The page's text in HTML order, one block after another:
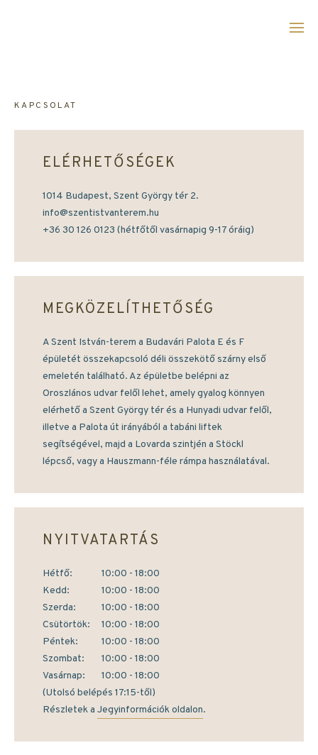
KAPCSOLAT
ELÉRHETŐSÉGEK
1014 Budapest, Szent György tér 2.
info@szentistvanterem.hu
+36 30 126 0123 (hétfőtől vasárnapig 9-17 óráig)
MEGKÖZELÍTHETŐSÉG
A Szent István-terem a Budavári Palota E és F
épületét összekapcsoló déli összekötő szárny első
emeletén található. Az épületbe belépni az
Oroszlános udvar felől lehet, amely gyalog könnyen
elérhető a Szent György tér és a Hunyadi udvar felől,
illetve a Palota út irányából a tabáni liftek
segítségével, majd a Lovarda szintjén a Stöckl
lépcső, vagy a Hauszmann-féle rámpa használatával.
NYITVATARTÁS
Hétfő:
10:00 - 18:00
Kedd:
10:00 - 18:00
Szerda:
10:00 - 18:00
Csütörtök:
10:00 - 18:00
Péntek:
10:00 - 18:00
Szombat:
10:00 - 18:00
Vasárnap:
10:00 - 18:00
(Utolsó belépés 17:15-től)
Részletek a Jegyinformációk oldalon.